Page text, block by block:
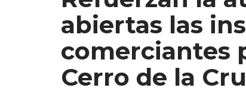
abiertas las
comerciantes
Cerro de la